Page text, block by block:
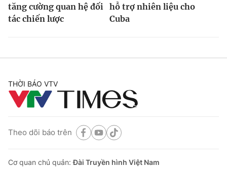
tăng cường quan hệ đối
tác chiến lược
hỗ trợ nhiên liệu cho
Cuba
THỜI BÁO VTV
Theo dõi báo trên
Cơ quan chủ quản:Đài Truyền hình Việt Nam